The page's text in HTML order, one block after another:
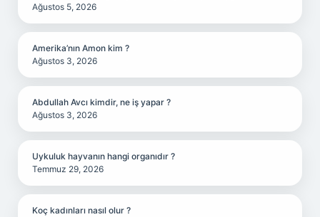
Ağustos 5, 2026
Amerika’nın Amon kim ?
Ağustos 3, 2026
Abdullah Avcı kimdir, ne iş yapar ?
Ağustos 3, 2026
Uykuluk hayvanın hangi organıdır ?
Temmuz 29, 2026
Koç kadınları nasıl olur ?